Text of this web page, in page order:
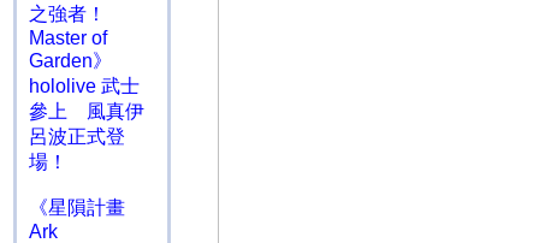
之強者！
Master of
Garden》
hololive 武士
參上 風真伊
呂波正式登
場！
《星隕計畫
Ark